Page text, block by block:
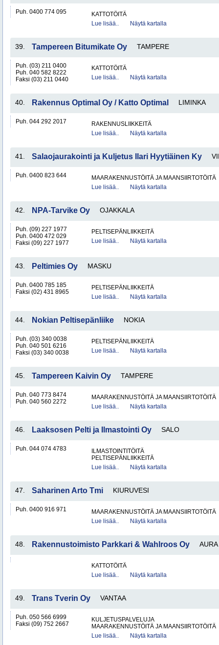
Puh. 0400 774 095
KATTOTÖITÄ
Lue lisää..
Näytä kartalla
39. Tampereen Bitumikate Oy TAMPERE
Puh. (03) 211 0400
Puh. 040 582 8222
Faksi (03) 211 0440
KATTOTÖITÄ
Lue lisää..
Näytä kartalla
40. Rakennus Optimal Oy / Katto Optimal LIMINKA
Puh. 044 292 2017
RAKENNUSLIIKKEITÄ
Lue lisää..
Näytä kartalla
41. Salaojaurakointi ja Kuljetus Ilari Hyytiäinen Ky
Puh. 0400 823 644
MAARAKENNUSTÖITÄ JA MAANSIIRTOTÖITÄ
Lue lisää..
Näytä kartalla
42. NPA-Tarvike Oy OJAKKALA
Puh. (09) 227 1977
Puh. 0400 472 029
Faksi (09) 227 1977
PELTISEPÄNLIIKKEITÄ
Lue lisää..
Näytä kartalla
43. Peltimies Oy MASKU
Puh. 0400 785 185
Faksi (02) 431 8965
PELTISEPÄNLIIKKEITÄ
Lue lisää..
Näytä kartalla
44. Nokian Peltisepänliike NOKIA
Puh. (03) 340 0038
Puh. 040 501 6216
Faksi (03) 340 0038
PELTISEPÄNLIIKKEITÄ
Lue lisää..
Näytä kartalla
45. Tampereen Kaivin Oy TAMPERE
Puh. 040 773 8474
Puh. 040 560 2272
MAARAKENNUSTÖITÄ JA MAANSIIRTOTÖITÄ
Lue lisää..
Näytä kartalla
46. Laaksosen Pelti ja Ilmastointi Oy SALO
Puh. 044 074 4783
ILMASTOINTITÖITÄ
PELTISEPÄNLIIKKEITÄ
Lue lisää..
Näytä kartalla
47. Saharinen Arto Tmi KIURUVESI
Puh. 0400 916 971
MAARAKENNUSTÖITÄ JA MAANSIIRTOTÖITÄ
Lue lisää..
Näytä kartalla
48. Rakennustoimisto Parkkari & Wahlroos Oy AURA
KATTOTÖITÄ
Lue lisää..
Näytä kartalla
49. Trans Tverin Oy VANTAA
Puh. 050 566 6999
Faksi (09) 752 2667
KULJETUSPALVELUJA
MAARAKENNUSTÖITÄ JA MAANSIIRTOTÖITÄ
Lue lisää..
Näytä kartalla